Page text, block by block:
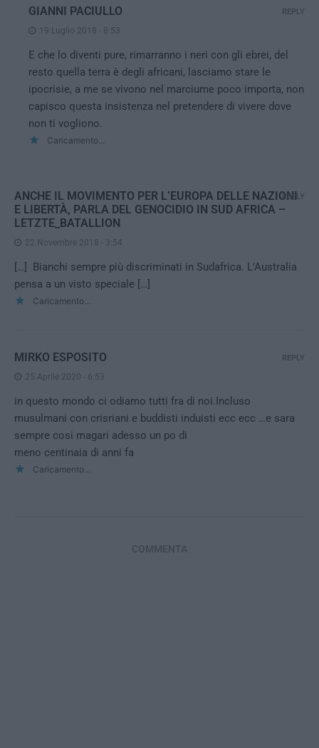
GIANNI PACIULLO
19 Luglio 2018 - 8:53
E che lo diventi pure, rimarranno i neri con gli ebrei, del
resto quella terra è degli africani, lasciamo stare le
ipocrisie, a me se vivono nel marciume poco importa, non
capisco questa insistenza nel pretendere di vivere dove
non ti vogliono.
Caricamento...
REPLY
ANCHE IL MOVIMENTO PER L’EUROPA DELLE NAZIONI
E LIBERTÀ, PARLA DEL GENOCIDIO IN SUD AFRICA –
LETZTE_BATALLION
22 Novembre 2018 - 3:54
[…] Bianchi sempre più discriminati in Sudafrica. L’Australia
pensa a un visto speciale […]
Caricamento...
REPLY
MIRKO ESPOSITO
25 Aprile 2020 - 6:53
in questo mondo ci odiamo tutti fra di noi.Incluso
musulmani con crisriani e buddisti induisti ecc ecc …e sara
sempre cosi magari adesso un po di
meno centinaia di anni fa
Caricamento...
REPLY
COMMENTA